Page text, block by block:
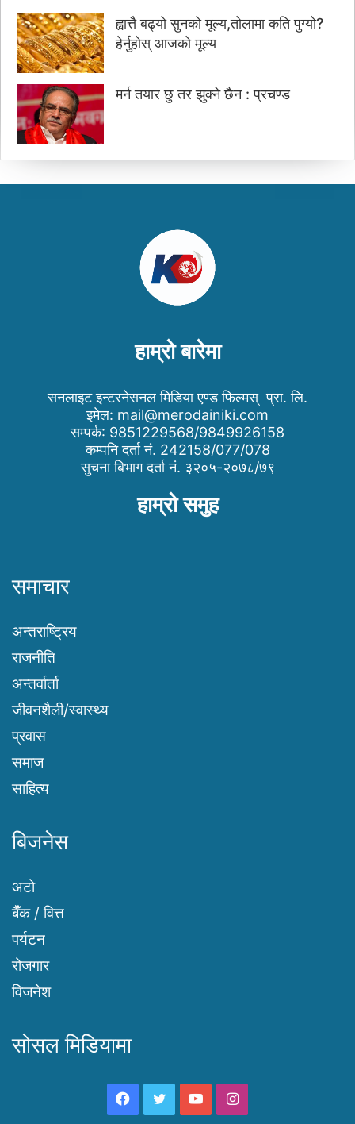
ह्वात्तै बढ्यो सुनको मूल्य,तोलामा कति पुग्यो?
हेर्नुहोस् आजको मूल्य
मर्न तयार छु तर झुक्ने छैन : प्रचण्ड
हाम्रो बारेमा
सनलाइट इन्टरनेसनल मिडिया एण्ड फिल्मस् प्रा. लि.
इमेल: mail@merodainiki.com
सम्पर्क: 9851229568/9849926158
कम्पनि दर्ता नं. 242158/077/078
सुचना बिभाग दर्ता नं. ३२०५-२०७८/७९
हाम्रो समुह
समाचार
अन्तराष्ट्रिय
राजनीति
अन्तर्वार्ता
जीवनशैली/स्वास्थ्य
प्रवास
समाज
साहित्य
बिजनेस
अटो
बैँक / वित्त
पर्यटन
रोजगार
विजनेश
सोसल मिडियामा
Facebook
TwitterYouTubeInstagram